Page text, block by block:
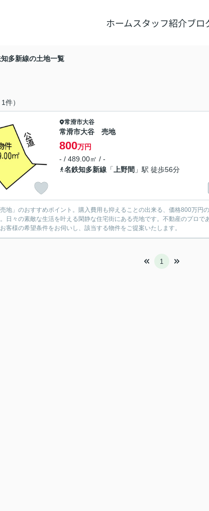
ホームスタッフ紹介ブロ
多新線の土地一覧
件）
常滑市大谷
常滑市大谷 売地
800万円
- / 489.00㎡ / -
名鉄知多新線 「 上野間 」駅 徒歩56分
地」のおすすめポイント。購入費用も抑えることの出来る、価格800万円
日々の素敵な生活を叶える閑静な住宅街にある売地です。不動産のプロ
客様の希望条件をお伺いし、該当する物件をご提案いたします。
1